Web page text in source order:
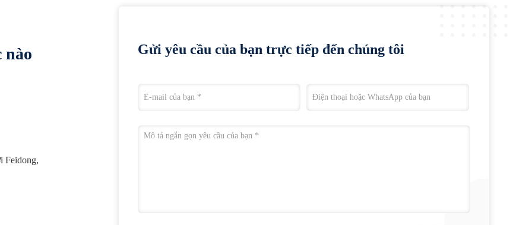
nào
Feidong,
Gửi yêu cầu của bạn trực tiếp đến chúng tôi